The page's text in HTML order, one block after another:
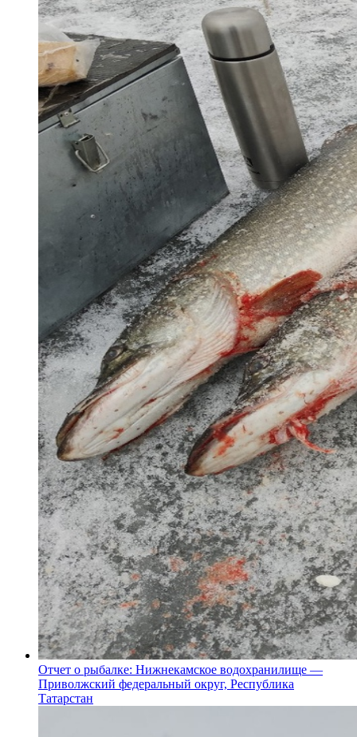
Отчет о рыбалке: Нижнекамское водохранилище —
Приволжский федеральный округ, Республика
Татарстан